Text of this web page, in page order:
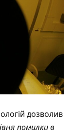
дозволив
помилки в